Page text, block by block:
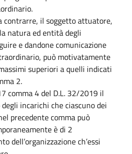
contrarre, il soggetto attuatore,
natura ed entità degli
e dandone comunicazione
può motivatamente
superiori a quelli indicati
2.
comma 4 del D.L. 32/2019 il
incarichi che ciascuno dei
precedente comma può
è di 2
dell’organizzazione ch’essi